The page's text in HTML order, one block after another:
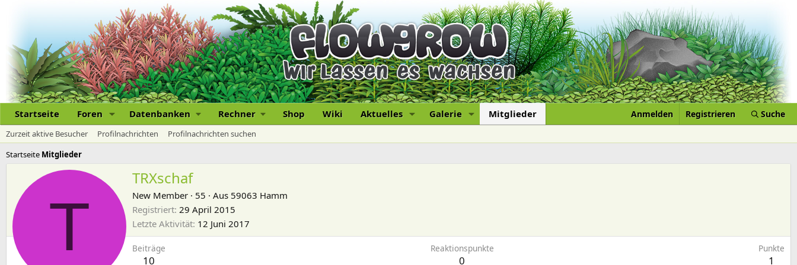
Startseite Foren Datenbanken Rechner Shop Wiki Aktuelles Galerie Mitglieder Anmelden Registrieren Suche
Zurzeit aktive Besucher Profilnachrichten
Profilnachrichten suchen
Startseite Mitglieder
T
TRXschaf
New Member · 55 · Aus 59063 Hamm
Registriert 29 April 2015
Letzte Aktivität 12 Juni 2017
Beiträge
10
Reaktionspunkte
0
Punkte
1